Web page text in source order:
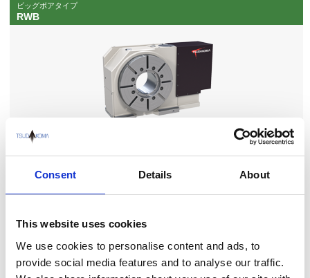
Consent Details About
This website uses cookies
We use cookies to personalise content and ads, to
provide social media features and to analyse our traffic.
ビッグボアタイプ
RWB